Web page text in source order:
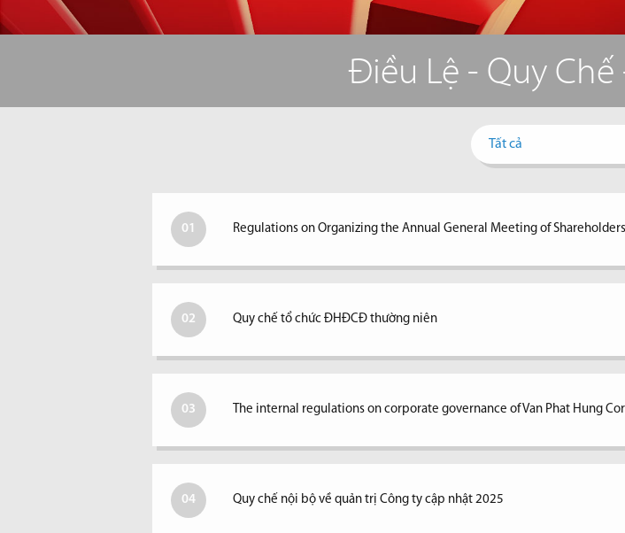
Điều Lệ - Quy
Tất cả
01 Regulations on Organizing the Annual General Meeting of Shareholders
02 Quy chế tổ chức ĐHĐCĐ thường niên
03 The internal regulations on corporate governance of Van Phat Hung
04 Quy chế nội bộ về quản trị Công ty cập nhật 2025